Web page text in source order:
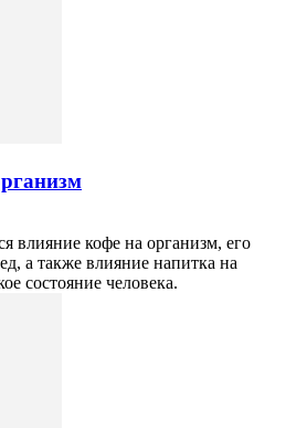
влияние кофе на организм, его
а также влияние напитка на
состояние человека.